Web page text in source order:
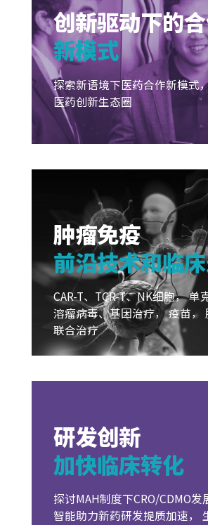
创新驱动下的
新模式
探索新语境下医药合作新模式
医药创新生态圈
肿瘤免疫
前沿技术和临
CAR-T、TCR-T、NK细胞， 单
溶瘤病毒、基因治疗， 疫苗，
联合治疗
研发创新
加快临床转化
探讨MAH制度下CRO/CDMO发
智能助力新药研发提质加速，